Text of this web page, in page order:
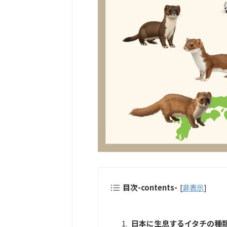
目次-contents- [非表示]
日本に生息するイタチの種